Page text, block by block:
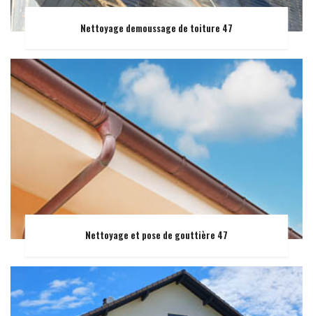
Nettoyage demoussage de toiture 47
Nettoyage et pose de gouttière 47